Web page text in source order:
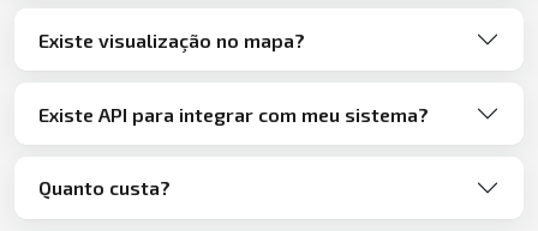
Existe visualização no mapa?
Existe API para integrar com meu sistema?
Quanto custa?